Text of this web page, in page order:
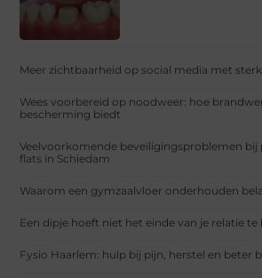
Meer zichtbaarheid op social media met
Wees voorbereid op noodweer: hoe
bescherming biedt
Veelvoorkomende beveiligingsproblemen
flats in Schiedam
Waarom een gymzaalvloer onderhouden
Een dipje hoeft niet het einde van je relatie te
Fysio Haarlem: hulp bij pijn, herstel en beter